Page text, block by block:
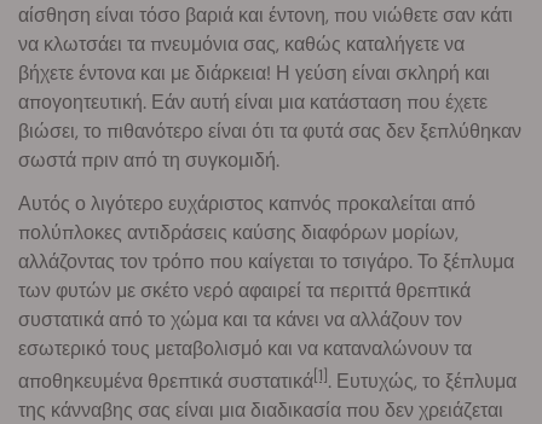
αίσθηση είναι τόσο βαριά και έντονη, που νιώθετε σαν κάτι
να κλωτσάει τα πνευμόνια σας, καθώς καταλήγετε να
βήχετε έντονα και με διάρκεια! Η γεύση είναι σκληρή και
απογοητευτική. Εάν αυτή είναι μια κατάσταση που έχετε
βιώσει, το πιθανότερο είναι ότι τα φυτά σας δεν ξεπλύθηκαν
σωστά πριν από τη συγκομιδή.
Αυτός ο λιγότερο ευχάριστος καπνός προκαλείται από
πολύπλοκες αντιδράσεις καύσης διαφόρων μορίων,
αλλάζοντας τον τρόπο που καίγεται το τσιγάρο. Το ξέπλυμα
των φυτών με σκέτο νερό αφαιρεί τα περιττά θρεπτικά
συστατικά από το χώμα και τα κάνει να αλλάζουν τον
εσωτερικό τους μεταβολισμό και να καταναλώνουν τα
αποθηκευμένα θρεπτικά συστατικά[1]. Ευτυχώς, το ξέπλυμα
της κάνναβης σας είναι μια διαδικασία που δεν χρειάζεται